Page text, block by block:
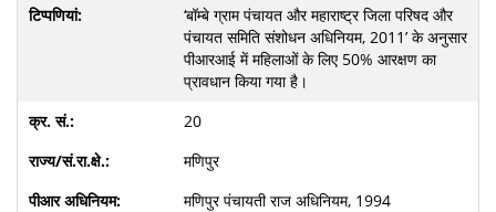
‘बॉम्बे ग्राम पंचायत और महाराष्ट्र जिला परिषद और
पंचायत समिति संशोधन अधिनियम, 2011’ के अनुसार
पीआरआई में महिलाओं के लिए 50% आरक्षण का
प्रावधान किया गया है।
20
मणिपुर
मणिपुर पंचायती राज अधिनियम, 1994